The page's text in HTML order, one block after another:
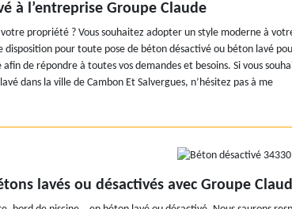
à l’entreprise Groupe Claude
propriété ? Vous souhaitez adopter un style moderne à
disposition pour toute pose de béton désactivé ou béton lavé
de répondre à toutes vos demandes et besoins. Si vous
dans la ville de Cambon Et Salvergues, n’hésitez pas à me
lavés ou désactivés avec Groupe